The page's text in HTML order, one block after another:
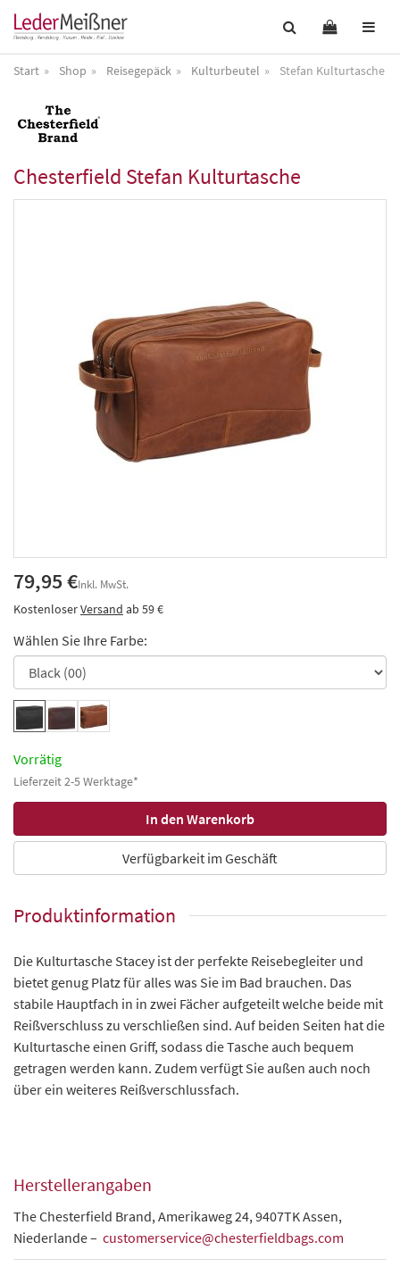
Start Shop Reisegepäck Kulturbeutel Stefan Kulturtasche
Chesterfield Stefan Kulturtasche
79,95 €Inkl. MwSt.
KostenloserVersand ab 59 €
Wählen Sie Ihre Farbe:
Vorrätig
Lieferzeit 2-5 Werktage*
Verfügbarkeit im Geschäft
Produktinformation
Die Kulturtasche Stacey ist der perfekte Reisebegleiter und
bietet genug Platz für alles was Sie im Bad brauchen. Das
stabile Hauptfach in in zwei Fächer aufgeteilt welche beide mit
Reißverschluss zu verschließen sind. Auf beiden Seiten hat die
Kulturtasche einen Griff, sodass die Tasche auch bequem
getragen werden kann. Zudem verfügt Sie außen auch noch
über ein weiteres Reißverschlussfach.
Herstellerangaben
The Chesterfield Brand, Amerikaweg 24, 9407TK Assen,
Niederlande – customerservice@chesterfieldbags.com